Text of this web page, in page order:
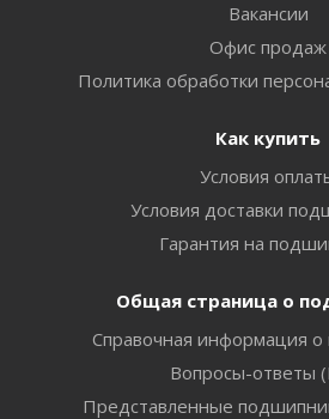
Вакансии
Офис продаж
Политика обработки
Как купить
Условия
Условия доставки
Гарантия на
Общая страница о
Справочная информация
Вопросы-ответы
Представленные